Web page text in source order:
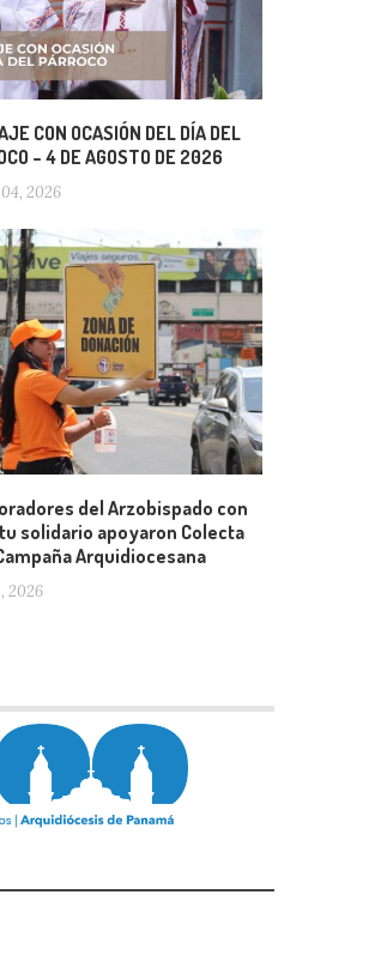
CON OCASIÓN DEL DÍA DEL
– 4 DE AGOSTO DE 2026
2026
del Arzobispado con
solidario apoyaron Colecta
Arquidiocesana
2026